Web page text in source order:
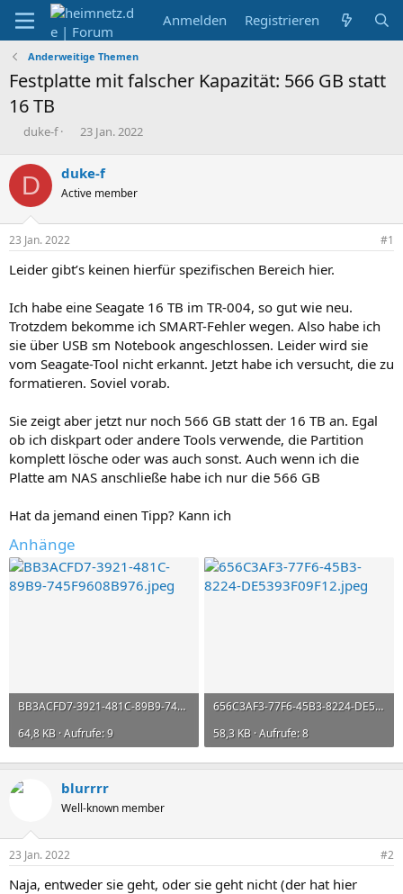
Anmelden Registrieren
Anderweitige Themen
Festplatte mit falscher Kapazität: 566 GB statt
16 TB
E
s
t
e
l
l
e
duke-f
E
t
e
l
m
23 Jan. 2022
D duke-f
Active member
23 Jan. 2022 #1
Leider gibt’s keinen hierfür spezifischen Bereich hier.
Ich habe eine Seagate 16 TB im TR-004, so gut wie neu.
Trotzdem bekomme ich SMART-Fehler wegen. Also habe ich
sie über USB sm Notebook angeschlossen. Leider wird sie
vom Seagate-Tool nicht erkannt. Jetzt habe ich versucht, die zu
formatieren. Soviel vorab.
Sie zeigt aber jetzt nur noch 566 GB statt der 16 TB an. Egal
ob ich diskpart oder andere Tools verwende, die Partition
komplett lösche oder was auch sonst. Auch wenn ich die
Platte am NAS anschließe habe ich nur die 566 GB
Hat da jemand einen Tipp? Kann ich
Anhänge
BB3ACFD7-3921-481C-89B9-745F9608B976.jpeg
64,8 KB · Aufrufe: 9
656C3AF3-77F6-45B3-8224-DE5393F09F12.jpeg
58,3 KB · Aufrufe: 8
blurrrr
Well-known member
23 Jan. 2022 #2
Naja, entweder sie geht, oder sie geht nicht (der hat hier